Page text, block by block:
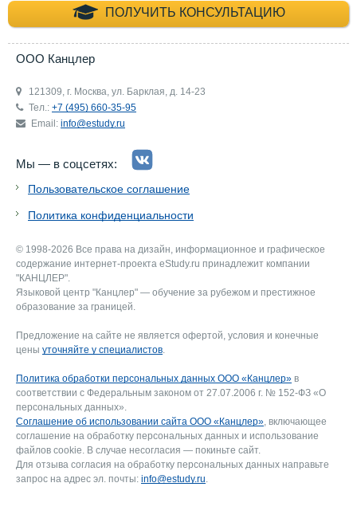
ПОЛУЧИТЬ КОНСУЛЬТАЦИЮ
+7 (495) 660-35-
ООО Канцлер
121309, г. Москва, ул. Барклая, д. 14-23
Тел.: +7 (495) 660-35-95
Email: info@estudy.ru
Мы — в соцсетях:
Пользовательское соглашение
Политика конфиденциальности
© 1998-2026 Все права на дизайн, информационное и графическое
содержание интернет-проекта eStudy.ru принадлежит компании
"КАНЦЛЕР".
Языковой центр "Канцлер" — обучение за рубежом и престижное
образование за границей.
Предложение на сайте не является офертой, условия и конечные
цены уточняйте у специалистов.
Политика обработки персональных данных ООО «Канцлер» в
соответствии с Федеральным законом от 27.07.2006 г. № 152-ФЗ «О
персональных данных».
Соглашение об использовании сайта ООО «Канцлер», включающее
соглашение на обработку персональных данных и использование
файлов cookie. В случае несогласия — покиньте сайт.
Для отзыва согласия на обработку персональных данных направьте
запрос на адрес эл. почты: info@estudy.ru.